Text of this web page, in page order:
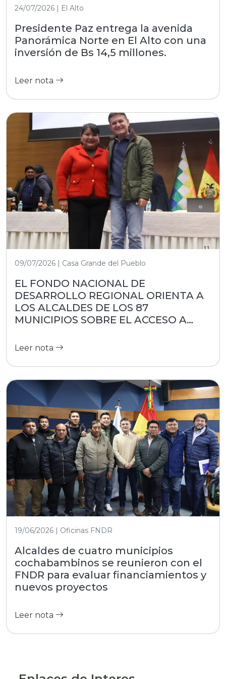
24/07/2026 | El Alto
Presidente Paz entrega la avenida
Panorámica Norte en El Alto con una
inversión de Bs 14,5 millones.
Leer nota
09/07/2026 | Casa Grande del Pueblo
EL FONDO NACIONAL DE
DESARROLLO REGIONAL ORIENTA A
LOS ALCALDES DE LOS 87
MUNICIPIOS SOBRE EL ACCESO A
Leer nota
19/06/2026 | Oficinas FNDR
Alcaldes de cuatro municipios
cochabambinos se reunieron con el
FNDR para evaluar financiamientos y
nuevos proyectos
Leer nota